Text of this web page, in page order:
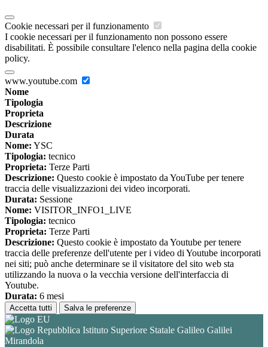
Cookie necessari per il funzionamento
I cookie necessari per il funzionamento non possono essere
disabilitati. È possibile consultare l'elenco nella pagina della cookie
policy.
www.youtube.com
Nome
Tipologia
Proprieta
Descrizione
Durata
Nome: YSC
Tipologia: tecnico
Proprieta: Terze Parti
Descrizione: Questo cookie è impostato da YouTube per tenere
traccia delle visualizzazioni dei video incorporati.
Durata: Sessione
Nome: VISITOR_INFO1_LIVE
Tipologia: tecnico
Proprieta: Terze Parti
Descrizione: Questo cookie è impostato da Youtube per tenere
traccia delle preferenze dell'utente per i video di Youtube incorporati
nei siti; può anche determinare se il visitatore del sito web sta
utilizzando la nuova o la vecchia versione dell'interfaccia di
Youtube.
Durata: 6 mesi
Accetta tutti Salva le preferenze
Istituto Superiore Statale Galileo Galilei
Mirandola